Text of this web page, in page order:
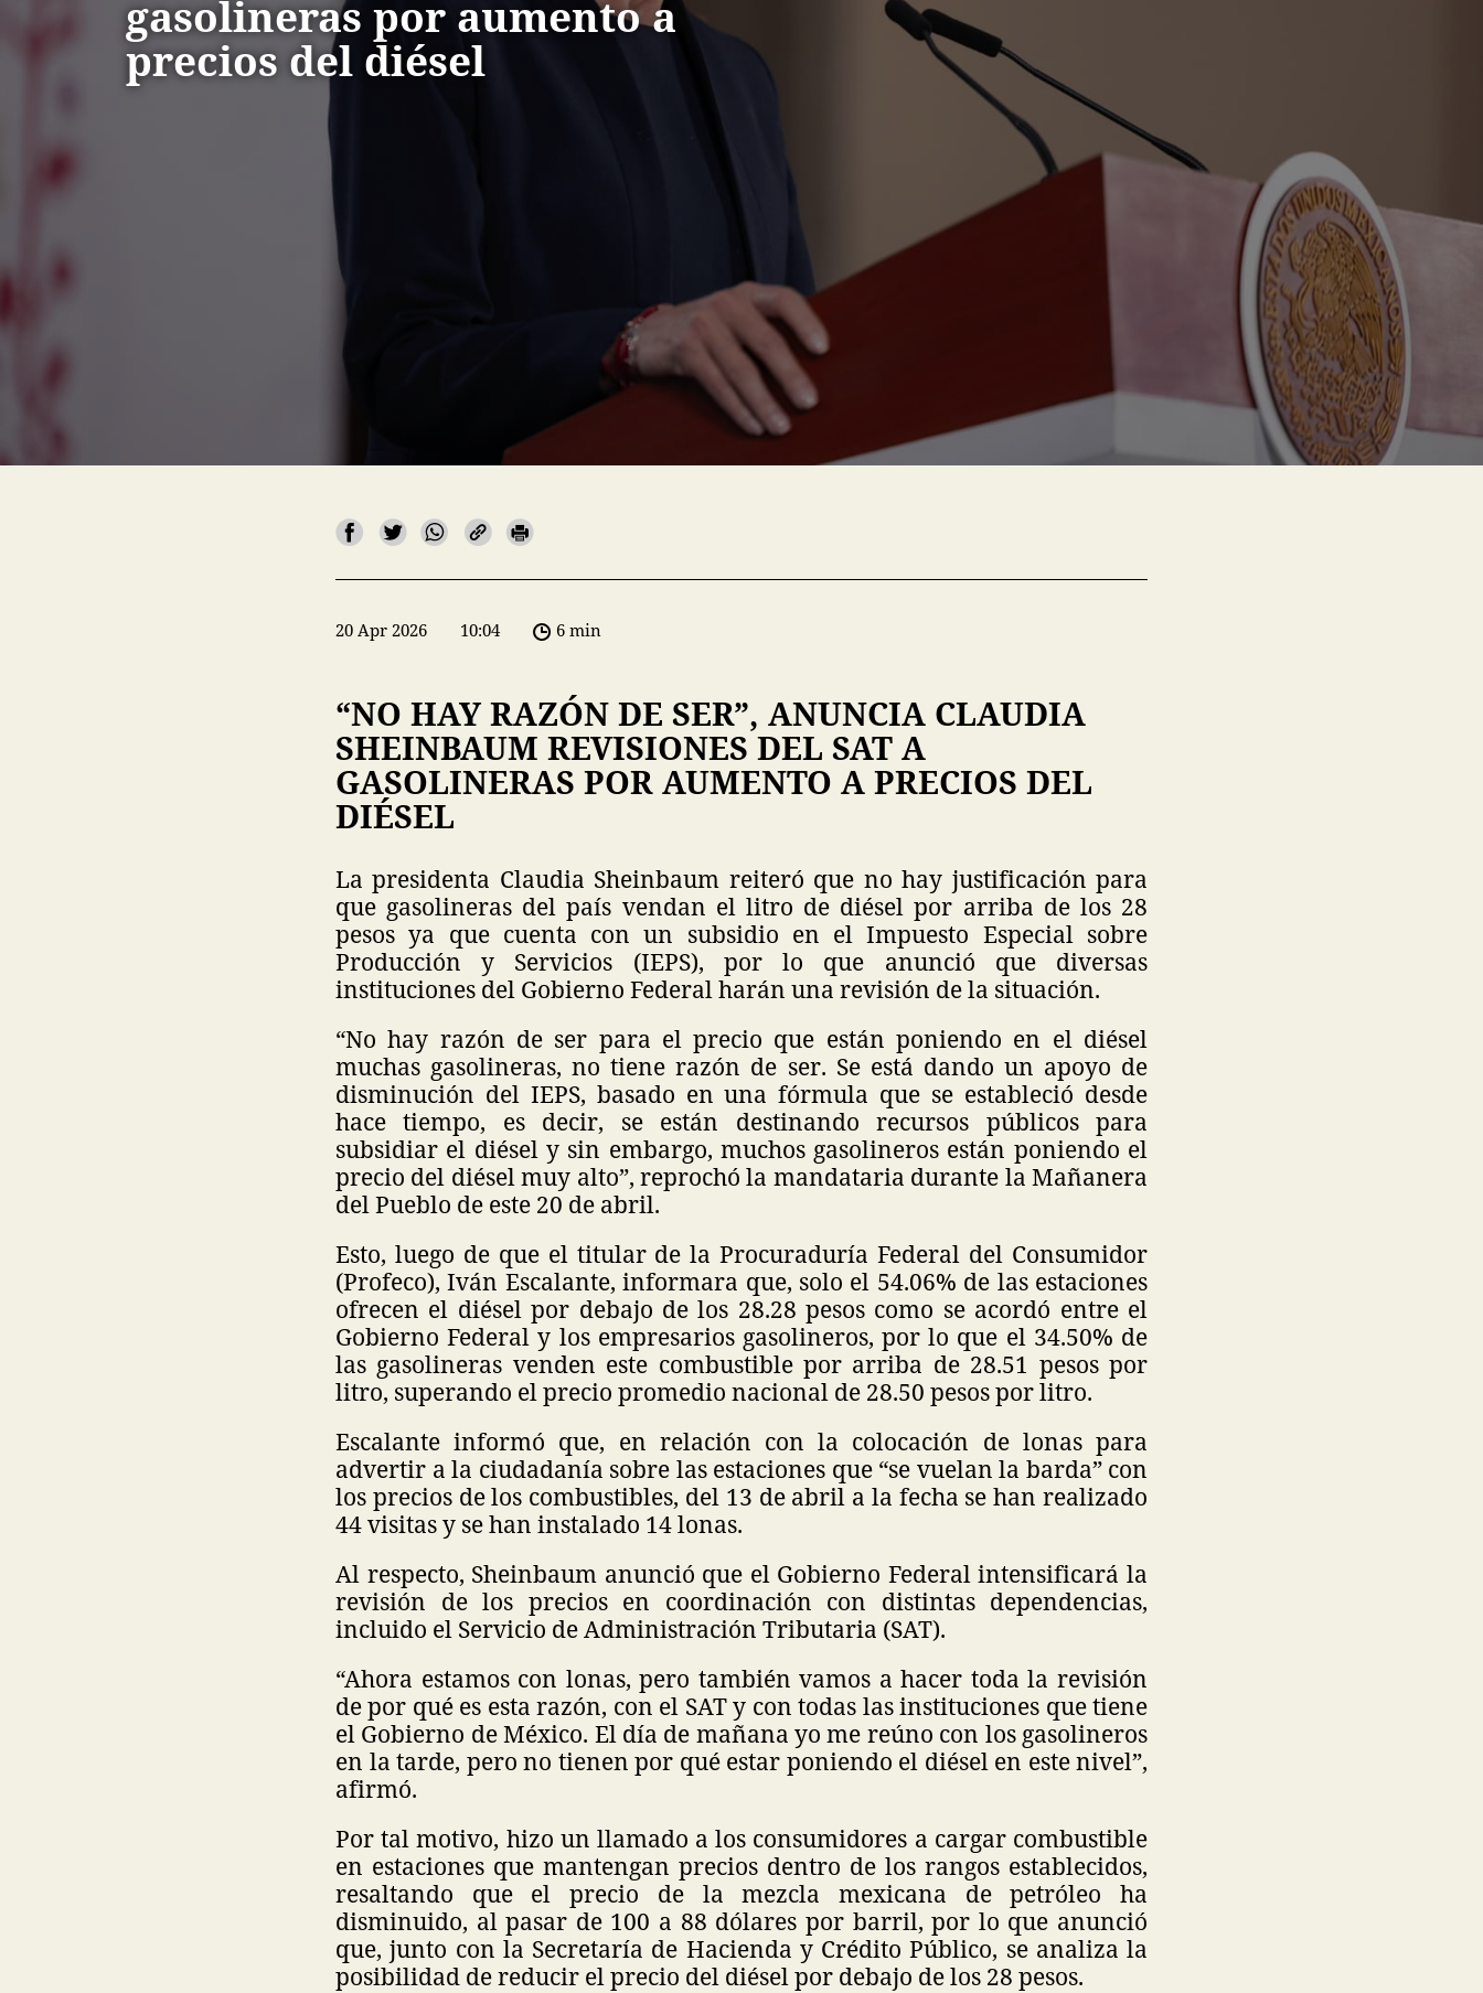
gasolineras por aumento a
precios del diésel
20 Apr 2026 10:04 6 min
“NO HAY RAZÓN DE SER”, ANUNCIA CLAUDIA
SHEINBAUM REVISIONES DEL SAT A
GASOLINERAS POR AUMENTO A PRECIOS DEL
DIÉSEL
La presidenta Claudia Sheinbaum reiteró que no hay justificación para
que gasolineras del país vendan el litro de diésel por arriba de los 28
pesos ya que cuenta con un subsidio en el Impuesto Especial sobre
Producción y Servicios (IEPS), por lo que anunció que diversas
instituciones del Gobierno Federal harán una revisión de la situación.
“No hay razón de ser para el precio que están poniendo en el diésel
muchas gasolineras, no tiene razón de ser. Se está dando un apoyo de
disminución del IEPS, basado en una fórmula que se estableció desde
hace tiempo, es decir, se están destinando recursos públicos para
subsidiar el diésel y sin embargo, muchos gasolineros están poniendo el
precio del diésel muy alto”, reprochó la mandataria durante la Mañanera
del Pueblo de este 20 de abril.
Esto, luego de que el titular de la Procuraduría Federal del Consumidor
(Profeco), Iván Escalante, informara que, solo el 54.06% de las estaciones
ofrecen el diésel por debajo de los 28.28 pesos como se acordó entre el
Gobierno Federal y los empresarios gasolineros, por lo que el 34.50% de
las gasolineras venden este combustible por arriba de 28.51 pesos por
litro, superando el precio promedio nacional de 28.50 pesos por litro.
Escalante informó que, en relación con la colocación de lonas para
advertir a la ciudadanía sobre las estaciones que “se vuelan la barda” con
los precios de los combustibles, del 13 de abril a la fecha se han realizado
44 visitas y se han instalado 14 lonas.
Al respecto, Sheinbaum anunció que el Gobierno Federal intensificará la
revisión de los precios en coordinación con distintas dependencias,
incluido el Servicio de Administración Tributaria (SAT).
“Ahora estamos con lonas, pero también vamos a hacer toda la revisión
de por qué es esta razón, con el SAT y con todas las instituciones que tiene
el Gobierno de México. El día de mañana yo me reúno con los gasolineros
en la tarde, pero no tienen por qué estar poniendo el diésel en este nivel”,
afirmó.
Por tal motivo, hizo un llamado a los consumidores a cargar combustible
en estaciones que mantengan precios dentro de los rangos establecidos,
resaltando que el precio de la mezcla mexicana de petróleo ha
disminuido, al pasar de 100 a 88 dólares por barril, por lo que anunció
que, junto con la Secretaría de Hacienda y Crédito Público, se analiza la
posibilidad de reducir el precio del diésel por debajo de los 28 pesos.